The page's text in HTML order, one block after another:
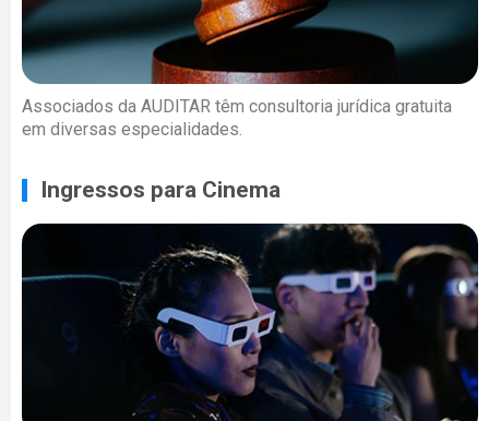
Associados da AUDITAR têm consultoria jurídica gratuita
em diversas especialidades.
Ingressos para Cinema